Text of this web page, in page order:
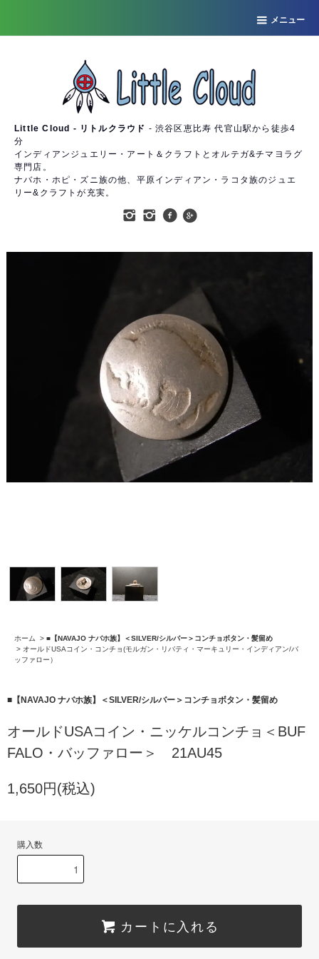
メニュー
Little Cloud - リトルクラウド - 渋谷区恵比寿 代官山駅から徒歩4
分
インディアンジュエリー・アート＆クラフトとオルテガ&チマヨラグ
専門店。
ナバホ・ホピ・ズニ族の他、平原インディアン・ラコタ族のジュエ
リー&クラフトが充実。
ホーム > ■【NAVAJO ナバホ族】＜SILVER/シルバー＞コンチョボタン・髪留め
> オールドUSAコイン・コンチョ(モルガン・リバティ・マーキュリー・インディアン/バ
ッファロー）
■【NAVAJO ナバホ族】＜SILVER/シルバー＞コンチョボタン・髪留め
オールドUSAコイン・ニッケルコンチョ＜BUF
FALO・バッファロー＞ 21AU45
1,650円(税込)
購入数
カートに入れる